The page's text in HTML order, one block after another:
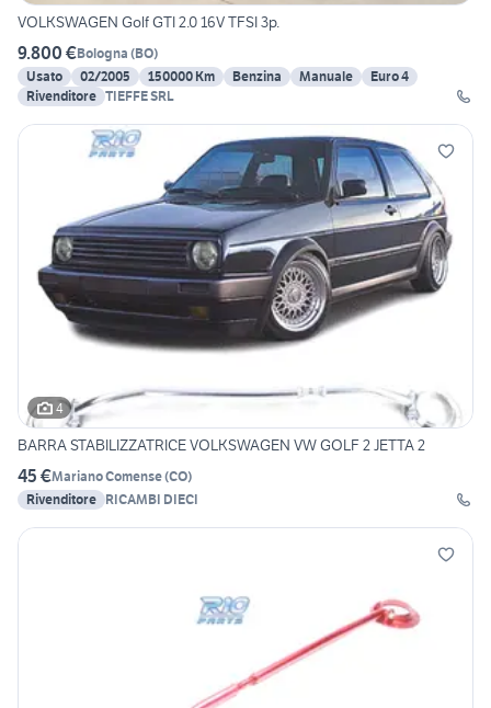
VOLKSWAGEN Golf GTI 2.0 16V TFSI 3p.
9.800 €Bologna (BO)
Usato
02/2005 150000 Km Benzina Manuale
Euro 4
Rivenditore TIEFFE SRL
4
BARRA STABILIZZATRICE VOLKSWAGEN VW GOLF 2 JETTA 2
45 €Mariano Comense(CO)
Rivenditore RICAMBI DIECI